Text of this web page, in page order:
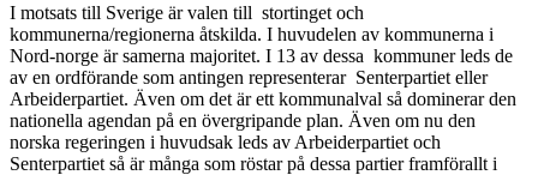
I motsats till Sverige är valen till stortinget och
kommunerna/regionerna åtskilda. I huvudelen av kommunerna i
Nord-norge är samerna majoritet. I 13 av dessa kommuner leds de
av en ordförande som antingen representerar Senterpartiet eller
Arbeiderpartiet. Även om det är ett kommunalval så dominerar den
nationella agendan på en övergripande plan. Även om nu den
norska regeringen i huvudsak leds av Arbeiderpartiet och
Senterpartiet så är många som röstar på dessa partier framförallt i